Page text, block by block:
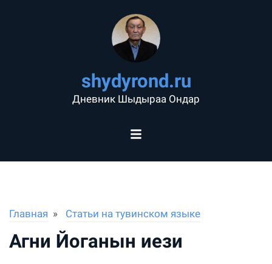
shydyrond.ru
Дневник Шыдыраа Ондар
Главная Статьи на тувинском языке
Агни Йоганын иези